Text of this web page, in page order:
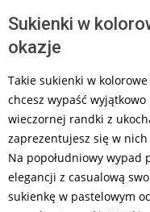
Sukienki w
okazje
Takie sukienki w
chcesz wypaść
wieczornej randki z
zaprezentujesz się w
Na popołudniowy wypad
elegancji z casualową
sukienkę w pastelowym